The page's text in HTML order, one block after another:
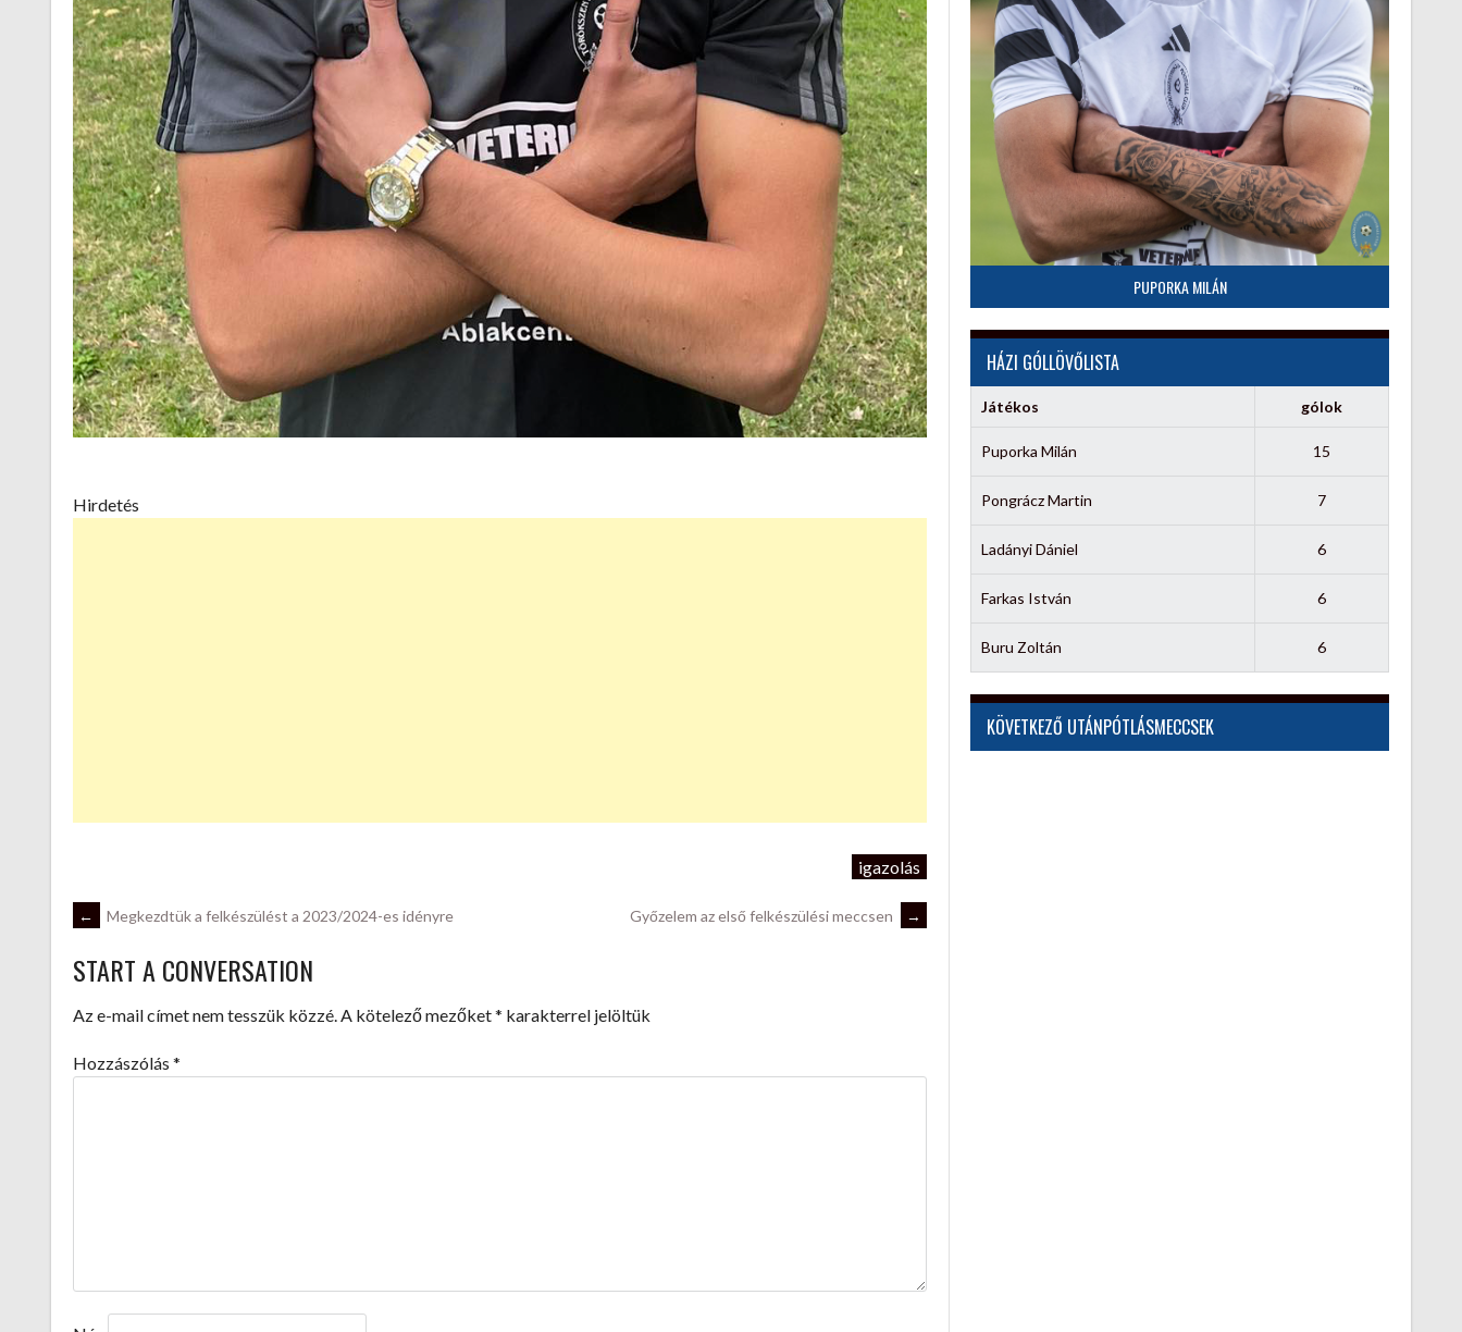
Hirdetés
igazolás
POST
NAVIGATION
← Megkezdtük a felkészülést a 2023/2024-es idényre Győzelem az első felkészülési meccsen →
START A CONVERSATION
Az e-mail címet nem tesszük közzé.A kötelező mezőket* karakterrel jelöltük
Hozzászólás *
PUPORKA MILÁN
HÁZI GÓLLÖVŐLISTA
Játékos gólok
Puporka Milán 15
Pongrácz Martin 7
Ladányi Dániel 6
Farkas István 6
Buru Zoltán 6
KÖVETKEZŐ UTÁNPÓTLÁSMECCSEK